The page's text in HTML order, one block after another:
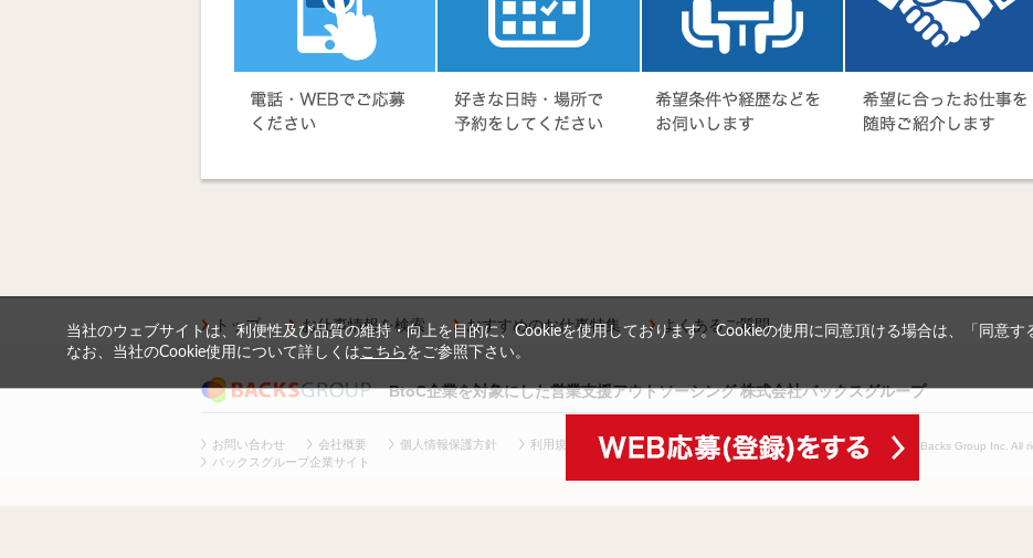
トップ お仕事情報を検索 おすすめのお仕事特集 よくあるご質問
BtoC企業を対象にした営業支援アウトソーシング 株式会社バックスグループ
お問い合わせ 会社概要 個人情報保護方針
利用規約等
バックスグループ企業サイト
(c) Copyright 2026 Backs Group Inc. All
当社のウェブサイトは、利便性及び品質の維持・向上を目的に、Cookieを使用しております。Cookieの使用に同意頂ける場合は、「同意す
なお、当社のCookie使用について詳しくは こちら をご参照下さい。